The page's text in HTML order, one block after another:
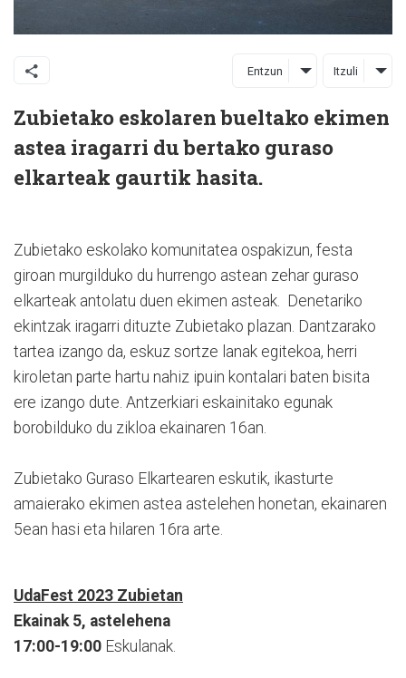
Entzun Itzuli
Zubietako eskolaren bueltako ekimen
astea iragarri du bertako guraso
elkarteak gaurtik hasita.
Zubietako eskolako komunitatea ospakizun, festa
giroan murgilduko du hurrengo astean zehar guraso
elkarteak antolatu duen ekimen asteak. Denetariko
ekintzak iragarri dituzte Zubietako plazan. Dantzarako
tartea izango da, eskuz sortze lanak egitekoa, herri
kiroletan parte hartu nahiz ipuin kontalari baten bisita
ere izango dute. Antzerkiari eskainitako egunak
borobilduko du zikloa ekainaren 16an.
Zubietako Guraso Elkartearen eskutik, ikasturte
amaierako ekimen astea astelehen honetan, ekainaren
5ean hasi eta hilaren 16ra arte.
UdaFest 2023 Zubietan
Ekainak 5, astelehena
17:00-19:00 Eskulanak.